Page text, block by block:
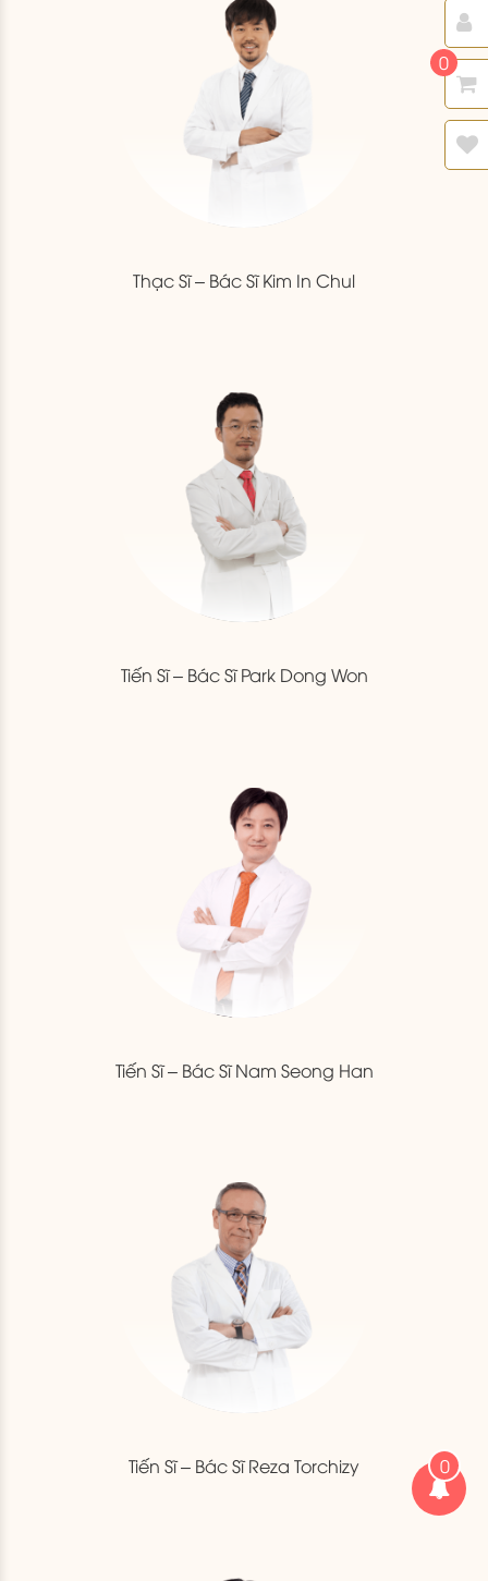
0
0
Thạc Sĩ – Bác Sĩ Kim In Chul
Tiến Sĩ – Bác Sĩ Park Dong Won
Tiến Sĩ – Bác Sĩ Nam Seong Han
Tiến Sĩ – Bác Sĩ Reza Torchizy